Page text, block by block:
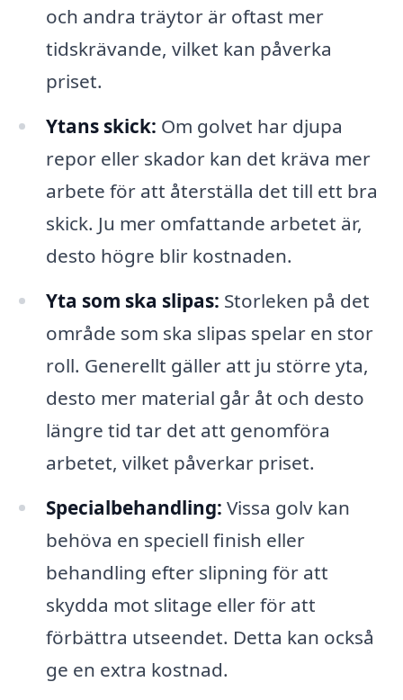
och andra träytor är oftast mer
tidskrävande, vilket kan påverka
priset.
Ytans skick: Om golvet har djupa
repor eller skador kan det kräva mer
arbete för att återställa det till ett bra
skick. Ju mer omfattande arbetet är,
desto högre blir kostnaden.
Yta som ska slipas: Storleken på det
område som ska slipas spelar en stor
roll. Generellt gäller att ju större yta,
desto mer material går åt och desto
längre tid tar det att genomföra
arbetet, vilket påverkar priset.
Specialbehandling: Vissa golv kan
behöva en speciell finish eller
behandling efter slipning för att
skydda mot slitage eller för att
förbättra utseendet. Detta kan också
ge en extra kostnad.